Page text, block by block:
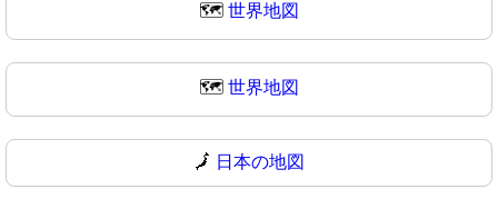
🗺️ 世界地図
🗺 世界地図
🗾 日本の地図